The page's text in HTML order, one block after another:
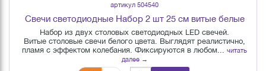
артикул 504540
Свечи светодиодные Набор 2 шт 25 см витые белые
Набор из двух столовых светодиодных LED свечей.
Витые столовые свечи белого цвета. Выглядят реалистично,
пламя с эффектом колебания. Фиксируются в любом... читать
далее →